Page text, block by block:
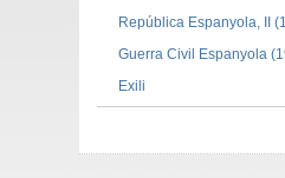
República Espanyola, II
Guerra Civil Espanyola
Exili